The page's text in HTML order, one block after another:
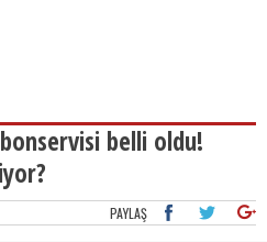
belli oldu!
PAYLAŞ